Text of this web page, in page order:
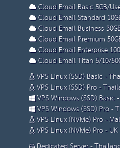
Cloud Email Basic 5GB/
Cloud Email Standard
Cloud Email Business
Cloud Email Premium
Cloud Email Enterprise
Cloud Email Titan 5/10/
VPS Linux (SSD) Basic -
VPS Linux (SSD) Pro -
VPS Windows (SSD) Basic
VPS Windows (SSD) Pro -
VPS Linux (NVMe) Pro -
VPS Linux (NVMe) Pro - UK